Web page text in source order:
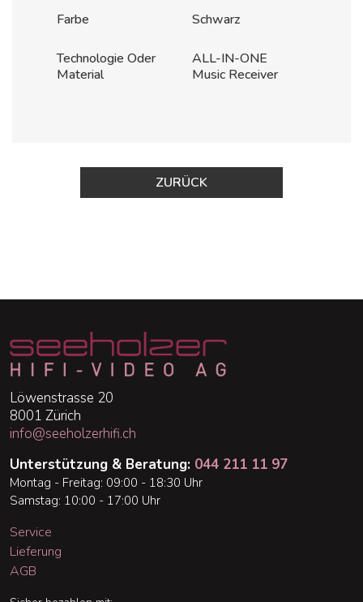
Farbe Schwarz
Technologie Oder
Material
ALL-IN-ONE
Music Receiver
ZURÜCK
Löwenstrasse 20
8001 Zürich
info@seeholzerhifi.ch
Unterstützung & Beratung: 044 211 11 97
Montag - Freitag: 09:00 - 18:30 Uhr
Samstag: 10:00 - 17:00 Uhr
Service
Lieferung
AGB